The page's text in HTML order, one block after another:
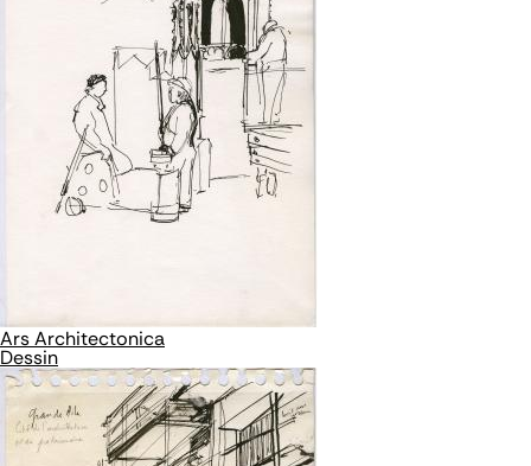
Ars Architectonica
Dessin